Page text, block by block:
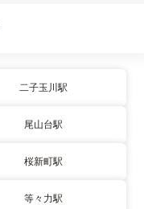
二子玉川駅
尾山台駅
桜新町駅
等々力駅